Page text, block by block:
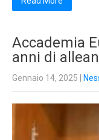
Accademia
anni di
Gennaio 14, 2025